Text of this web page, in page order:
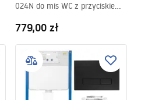
024N do mis WC z przyciskiem
779,00 zł